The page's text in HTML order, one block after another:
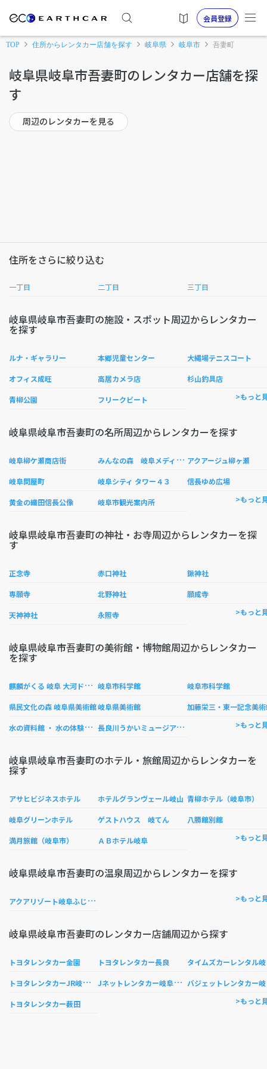
会員登録
TOP 住所からレンタカー店舗を探す 岐阜県 岐阜市 吾妻町
岐阜県岐阜市吾妻町のレンタカー店舗を探
す
周辺のレンタカーを見る
住所をさらに絞り込む
一丁目 二丁目 三丁目
岐阜県岐阜市吾妻町の施設・スポット周辺からレンタカー
を探す
ルナ・ギャラリー 本郷児童センター 大縄場テニスコート
オフィス成旺 高居カメラ店 杉山釣具店
青柳公園 フリークビート >もっと
岐阜県岐阜市吾妻町の名所周辺からレンタカーを探す
岐阜柳ケ瀬商店街 み
んなの森 岐阜メディアコスモス アクアージュ柳ヶ瀬
岐阜問屋町 岐阜シティ タワー４３ 信長ゆめ広場
黄金の織田信長公像 岐阜市観光案内所 >もっと
岐阜県岐阜市吾妻町の神社・お寺周辺からレンタカーを探
す
正念寺 赤口神社 鍬神社
専願寺 北野神社 願成寺
天神神社 永照寺 >もっと
岐阜県岐阜市吾妻町の美術館・博物館周辺からレンタカー
を探す
麒
麟がくる 岐阜 大河ドラマ館 岐阜市科学館 岐阜市科学館
県民文化の森 岐阜県美術館岐阜県美術館 加藤栄三・東一記念美
水
の資料館 ・ 水の体験学習館 長
良川うかいミュージアム （長良川鵜飼伝承館） >もっと
岐阜県岐阜市吾妻町のホテル・旅館周辺からレンタカーを
探す
アサヒビジネスホテル ホテルグランヴェール岐山 青柳ホテル（岐阜市）
岐阜グリーンホテル ゲストハウス 岐てん 八勝館別館
満月旅館（岐阜市） ＡＢホテル岐阜 >もっと
岐阜県岐阜市吾妻町の温泉周辺からレンタカーを探す
ア
クアリゾート岐阜ふじの湯 >もっと
岐阜県岐阜市吾妻町のレンタカー店舗周辺から探す
トヨタレンタカー金園 トヨタレンタカー長良
イ
ト
ヨタレンタカーJR岐阜駅前 J
ネットレンタカー岐阜駅前店 ジ
トヨタレンタカー薮田 >もっと